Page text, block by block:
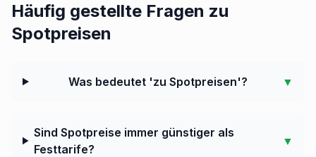
Häufig gestellte Fragen zu
Spotpreisen
Was bedeutet 'zu Spotpreisen'? ▼
Sind Spotpreise immer günstiger als
Festtarife?
▼